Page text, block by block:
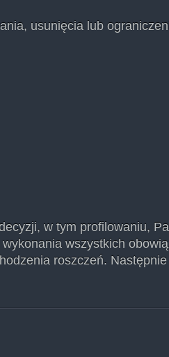
usunięcia lub
w tym profilowaniu,
wszystkich
roszczeń.